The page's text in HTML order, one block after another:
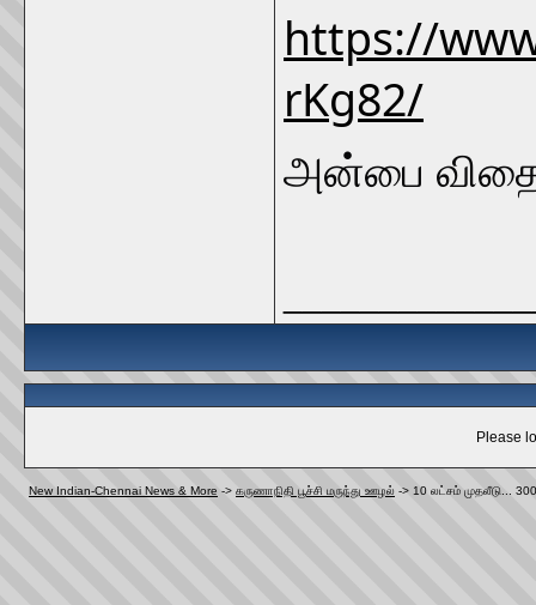
https://
rKg82/
அன்பை
Please
New Indian-Chennai News & More -> கருணாநிதி பூச்சி மருந்து ஊழல் -> 10 லட்சம் முதலீடு...